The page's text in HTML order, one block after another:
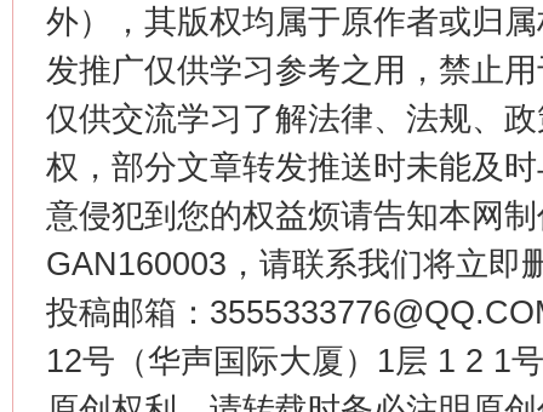
外），其版权均属于原作者或归
发推广仅供学习参考之用，禁止
仅供交流学习了解法律、法规、
权，部分文章转发推送时未能及
意侵犯到您的权益烦请告知本网
GAN160003，请联系我们将立即
投稿邮箱：
12号（华声国际大厦）1层 1 2 1
在谋一域中谋全局
今